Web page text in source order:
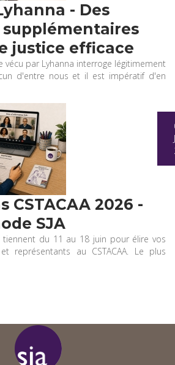
- Des
supplémentaires
justice efficace
vécu par Lyhanna interroge légitimement
d'entre nous et il est impératif d'en
CSTACAA 2026 -
SJA
tiennent du 11 au 18 juin pour élire vos
représentants au CSTACAA. Le plus